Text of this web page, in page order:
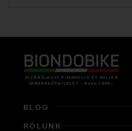
KIZÁRÓLAGOS PINARELLO ÉS WILIER
MÁRKAKÉPVISELET - Anno 1999 -
BLOG
RÓLUNK